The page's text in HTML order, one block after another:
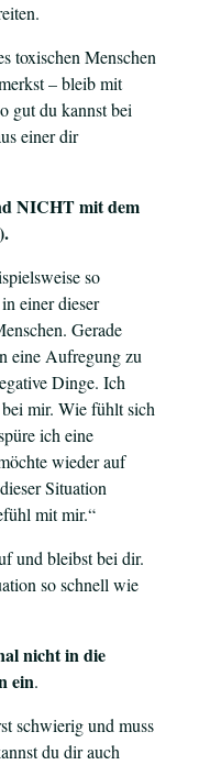
toxischen Menschen
– bleib mit
gut du kannst bei
einer dir
NICHT mit dem
so
einer dieser
Gerade
eine Aufregung zu
Dinge. Ich
mir. Wie fühlt sich
ich eine
wieder auf
Situation
mit mir.“
und bleibst bei dir.
so schnell wie
nicht in die
ein.
schwierig und muss
du dir auch